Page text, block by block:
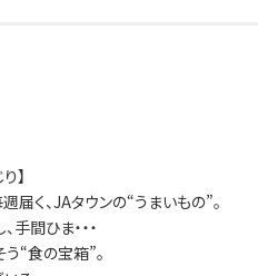
】
く、JAタウンの“うまいもの”。
間ひま・・・
“食の宝箱”。